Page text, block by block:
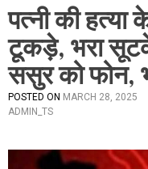
पत्नी की
टूकड़े, भरा
ससुर को फोन,
POSTED ON MARCH 28, 2025
ADMIN_TS